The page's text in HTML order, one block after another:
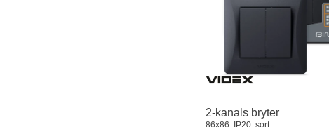
2-kanals bryter